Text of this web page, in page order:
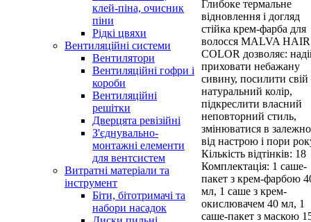
клей-піна, очисник
піни
Рідкі цвяхи
Вентиляційні системи
Вентилятори
Вентиляційні гофри і
короби
Вентиляційні
решітки
Дверцята ревізійні
З'єднувально-
монтажні елементи
для вентсистем
Витратні матеріали та
інструмент
Біти, бітотримачі та
набори насадок
Глибоке термальне
відновлення і догляд
стійка крем-фарба для
волосся MALVA HAIR
COLOR дозволяє:
приховати небажану
сивину, посилити свій
натуральний колір,
підкреслити власний
неповторний стиль,
змінюватися в
від настрою і пори
Кількість відтінків: 18
Комплектація: 1 саше-
пакет з крем-фарбою
мл, 1 саше з крем-
окислювачем 40 мл, 1
саше-пакет з маскою